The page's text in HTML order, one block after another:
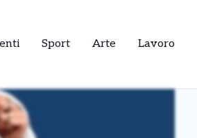
Sport Arte Lavoro